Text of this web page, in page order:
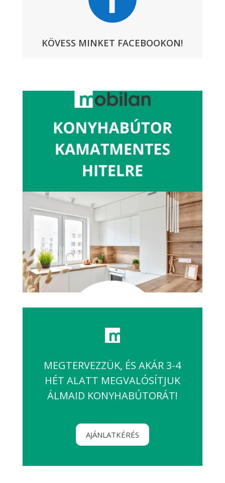
KÖVESS MINKET FACEBOOKON!
MEGTERVEZZÜK, ÉS AKÁR 3-4
HÉT ALATT MEGVALÓSÍTJUK
ÁLMAID KONYHABÚTORÁT!
AJÁNLATKÉRÉS